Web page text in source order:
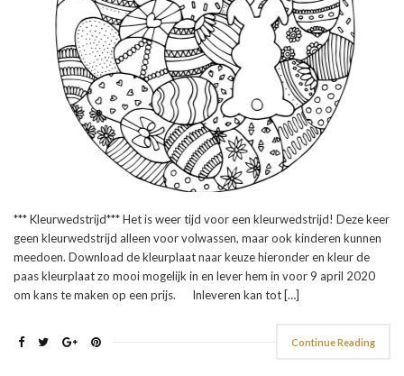
*** Kleurwedstrijd*** Het is weer tijd voor een kleurwedstrijd! Deze keer
geen kleurwedstrijd alleen voor volwassen, maar ook kinderen kunnen
meedoen. Download de kleurplaat naar keuze hieronder en kleur de
paas kleurplaat zo mooi mogelijk in en lever hem in voor 9 april 2020
om kans te maken op een prijs. Inleveren kan tot […]
Continue Reading